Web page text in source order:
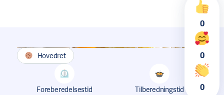
0
0
0
Hovedret
Foreberedelsestid
Tilberedningstid